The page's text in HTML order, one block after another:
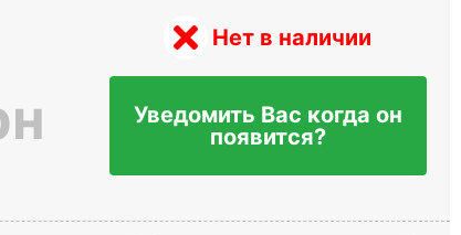
Нет в наличии
Уведомить Вас когда он
появится?